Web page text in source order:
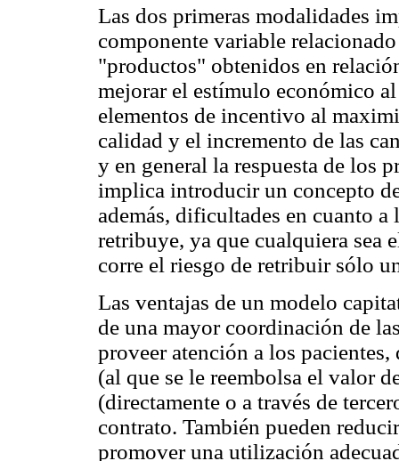
Las dos primeras modalidades
componente variable
"productos" obtenidos en
mejorar el estímulo económico
elementos de incentivo al
calidad y el incremento de las
y en general la respuesta de los
implica introducir un concepto
además, dificultades en cuanto
retribuye, ya que cualquiera sea
corre el riesgo de retribuir sólo
Las ventajas de un modelo
de una mayor coordinación de
proveer atención a los
(al que se le reembolsa el valor
(directamente o a través de
contrato. También pueden
promover una utilización